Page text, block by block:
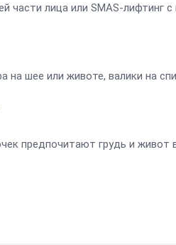
лица или SMAS-лифтинг
шее или животе, валики на
предпочитают грудь и живот